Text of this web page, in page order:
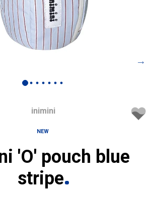
inimini
NEW
'O' pouch blue
stripe